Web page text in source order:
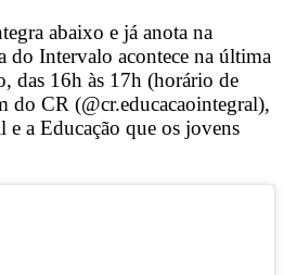
abaixo e já anota na
do Intervalo acontece na última
das 16h às 17h (horário de
do CR (@cr.educacaointegral),
e a Educação que os jovens